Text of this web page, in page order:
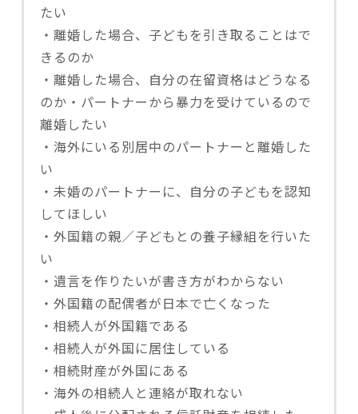
たい
・離婚した場合、子どもを引き取ることはで
きるのか
・離婚した場合、自分の在留資格はどうなる
のか・パートナーから暴力を受けているので
離婚したい
・海外にいる別居中のパートナーと離婚した
い
・未婚のパートナーに、自分の子どもを認知
してほしい
・外国籍の親／子どもとの養子縁組を行いた
い
・遺言を作りたいが書き方がわからない
・外国籍の配偶者が日本で亡くなった
・相続人が外国籍である
・相続人が外国に居住している
・相続財産が外国にある
・海外の相続人と連絡が取れない